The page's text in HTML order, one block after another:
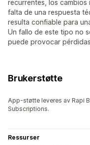
recurrentes, los
falta de una respuesta
resulta confiable para
Un fallo de este tipo no
puede provocar
Brukerstøtte
App-støtte leveres av Rapi
Subscriptions.
Ressurser